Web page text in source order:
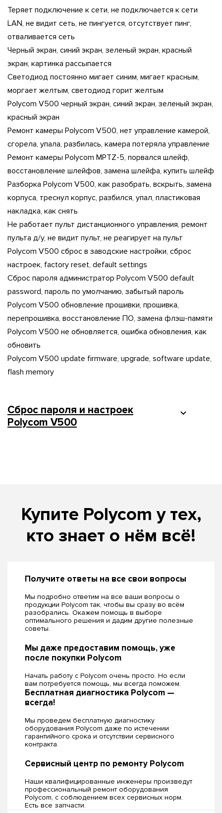
Теряет подключение к сети, не подключается к сети
LAN, не видит сеть, не пингуется, отсутствует пинг,
отваливается сеть
Черный экран, синий экран, зеленый экран, красный
экран, картинка рассыпается
Светодиод постоянно мигает синим, мигает красным,
моргает желтым, светодиод горит желтым
Polycom V500 черный экран, синий экран, зеленый экран,
красный экран
Ремонт камеры Polycom V500, нет управление камерой,
сгорела, упала, разбилась, камера потеряла управление
Ремонт камеры Polycom MPTZ-5, порвался шлейф,
восстановление шлейфов, замена шлейфа, купить шлейф
Разборка Polycom V500, как разобрать, вскрыть, замена
корпуса, треснул корпус, разбился, упал, пластиковая
накладка, как снять
Не работает пульт дистанционного управления, ремонт
пульта д/у, не видит пульт, не реагирует на пульт
Polycom V500 сброс в заводские настройки, сброс
настроек, factory reset, default settings
Сброс пароля администратор Polycom V500 default
password, пароль по умолчанию, забытый пароль
Polycom V500 обновление прошивки, прошивка,
перепрошивка, восстановление ПО, замена флэш-памяти
Polycom V500 не обновляется, ошибка обновления, как
обновить
Polycom V500 update firmware, upgrade, software update,
flash memory
Cброс пароля и настроек
Polycom V500
Купите Polycom у тех,
кто знает о нём всё!
Получите ответы на все свои вопросы
Мы подробно ответим на все ваши вопросы о
продукции Polycom так, чтобы вы сразу во всём
разобрались. Окажем помощь в выборе
оптимального решения и дадим другие полезные
советы.
Мы даже предоставим помощь, уже
после покупки Polycom
Начать работу с Polycom очень просто. Но если
вам потребуется помощь, мы всегда поможем.
Бесплатная диагностика Polycom —
всегда!
Мы проведем бесплатную диагностику
оборудования Polycom даже по истечении
гарантийного срока и отсутствии сервисного
контракта.
Сервисный центр по ремонту Polycom
Наши квалифицированные инженеры произведут
профессиональный ремонт оборудования
Polycom, c соблюдением всех сервисных норм.
Есть все запчасти.